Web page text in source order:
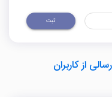
ثبت
از کاربران